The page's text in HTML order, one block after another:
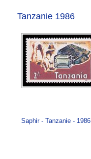
Tanzanie 1986
Saphir - Tanzanie - 1986